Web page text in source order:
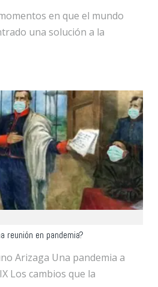
en que el mundo
una solución a la
reunión en pandemia?
Arizaga Una pandemia a
Los cambios que la